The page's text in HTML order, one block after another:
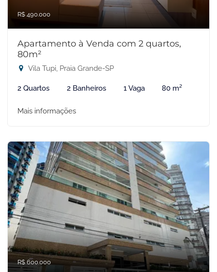
R$ 490.000
Apartamento à Venda com 2 quartos,
80m²
Vila Tupi, Praia Grande-SP
2 Quartos 2 Banheiros 1 Vaga 80 m²
Mais informações
R$ 600.000